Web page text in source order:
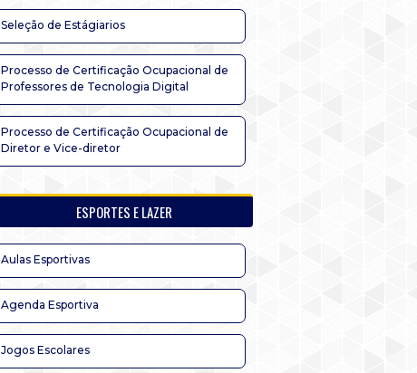
Seleção de Estágiarios
Processo de Certificação Ocupacional de
Professores de Tecnologia Digital
Processo de Certificação Ocupacional de
Diretor e Vice-diretor
ESPORTES E LAZER
Aulas Esportivas
Agenda Esportiva
Jogos Escolares